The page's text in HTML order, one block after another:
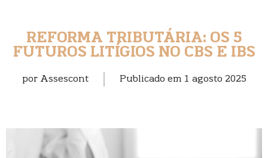
REFORMA TRIBUTÁRIA: OS 5
FUTUROS LITÍGIOS NO CBS E IBS
por Assescont Publicado em 1 agosto 2025